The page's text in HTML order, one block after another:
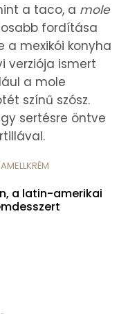
a taco, a mole
fordítása
a mexikói konyha
verziója ismert
a mole
színű szósz.
sertésre öntve
a latin-amerikai